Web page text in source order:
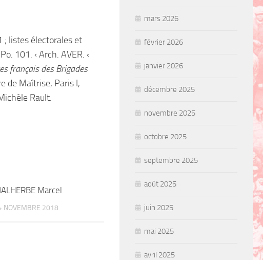
; listes électorales et
101. ‹ Arch. AVER. ‹
français des Brigades
de Maîtrise, Paris I,
Rault.
Marcel
NOVEMBRE 2018
mars 2026
février 2026
janvier 2026
décembre 2025
novembre 2025
octobre 2025
septembre 2025
août 2025
juin 2025
mai 2025
avril 2025